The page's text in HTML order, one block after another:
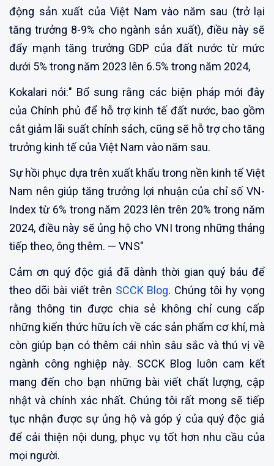
động sản xuất của Việt Nam vào năm sau (trở lại
tăng trưởng 8-9% cho ngành sản xuất), điều này sẽ
đẩy mạnh tăng trưởng GDP của đất nước từ mức
dưới 5% trong năm 2023 lên 6.5% trong năm 2024,
Kokalari nói:" Bổ sung rằng các biện pháp mới đây
của Chính phủ để hỗ trợ kinh tế đất nước, bao gồm
cắt giảm lãi suất chính sách, cũng sẽ hỗ trợ cho tăng
trưởng kinh tế của Việt Nam vào năm sau.
Sự hồi phục dựa trên xuất khẩu trong nền kinh tế Việt
Nam nên giúp tăng trưởng lợi nhuận của chỉ số VN-
Index từ 6% trong năm 2023 lên trên 20% trong năm
2024, điều này sẽ ủng hộ cho VNI trong những tháng
tiếp theo, ông thêm. — VNS"
Cảm ơn quý độc giả đã dành thời gian quý báu để
theo dõi bài viết trên SCCK Blog. Chúng tôi hy vọng
rằng thông tin được chia sẻ không chỉ cung cấp
những kiến thức hữu ích về các sản phẩm cơ khí, mà
còn giúp bạn có thêm cái nhìn sâu sắc và thú vị về
ngành công nghiệp này. SCCK Blog luôn cam kết
mang đến cho bạn những bài viết chất lượng, cập
nhật và chính xác nhất. Chúng tôi rất mong sẽ tiếp
tục nhận được sự ủng hộ và góp ý của quý độc giả
để cải thiện nội dung, phục vụ tốt hơn nhu cầu của
mọi người.